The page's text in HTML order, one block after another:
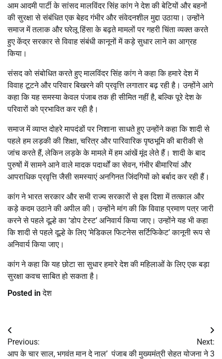
आम आदमी पार्टी के सांसद मालविंदर सिंह कांग ने देश की बेटियों और बहनों
की सुरक्षा से संबंधित एक बेहद गंभीर और संवेदनशील मुद्दा उठाया। उन्होंने
समाज में तलाक और घरेलू हिंसा के बढ़ते मामलों पर गहरी चिंता व्यक्त करते
हुए केंद्र सरकार से विवाह संबंधी कानूनों में कड़े सुधार लाने का आग्रह
किया।
संसद को संबोधित करते हुए मालविंदर सिंह कांग ने कहा कि हमारे देश में
विवाह टूटने और परिवार बिखरने की प्रवृत्ति लगातार बढ़ रही है। उन्होंने आगे
कहा कि यह समस्या केवल पंजाब तक ही सीमित नहीं है, बल्कि पूरे देश के
परिवारों को प्रभावित कर रही है।
समाज में व्याप्त दोहरे मापदंडों पर निशाना साधते हुए उन्होंने कहा कि शादी से
पहले हम लड़की की शिक्षा, चरित्र और पारिवारिक पृष्ठभूमि की बारीकी से
जांच करते हैं, लेकिन लड़के के मामले में हम आंखें मूंद लेते हैं। शादी के बाद
पुरुषों में सामने आने वाले मादक पदार्थों का सेवन, गंभीर बीमारियां और
आपराधिक प्रवृत्ति जैसी समस्याएं अनगिनत जिंदगियों को बर्बाद कर रही हैं।
कांग ने भारत सरकार और सभी राज्य सरकारों से इस दिशा में तत्काल और
कड़े कदम उठाने की अपील की। ​​उन्होंने मांग की कि विवाह प्रमाण पत्र जारी
करने से पहले दूल्हे का ‘डोप टेस्ट’ अनिवार्य किया जाए। उन्होंने यह भी कहा
कि शादी से पहले दूल्हे के लिए ‘मेडिकल फिटनेस सर्टिफिकेट’ कानूनी रूप से
अनिवार्य किया जाए।
कांग ने कहा कि यह छोटा सा सुधार हमारे देश की महिलाओं के लिए एक बड़ा
सुरक्षा कवच साबित हो सकता है।
Posted inदेश
Post
navigation
Previous:
आप के चार साल, भगवंत मान दे नाल’
Next:
पंजाब की मुख्यमंत्री सेहत योजना ने 3